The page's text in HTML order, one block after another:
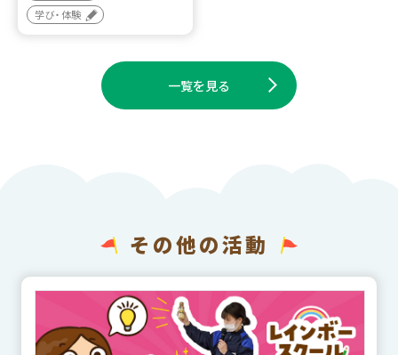
学び・体験
一覧を見る
その他の活動